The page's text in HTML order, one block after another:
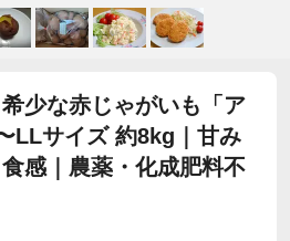
少な赤じゃがいも「ア
LLサイズ 約8kg｜甘み
感｜農薬・化成肥料不